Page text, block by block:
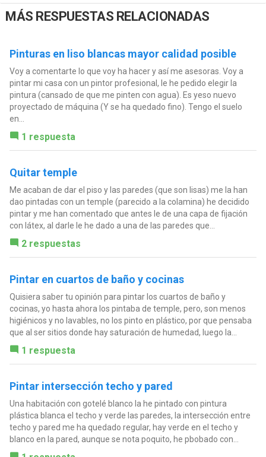
MÁS RESPUESTAS RELACIONADAS
Pinturas en liso blancas mayor calidad posible
Voy a comentarte lo que voy ha hacer y así me asesoras. Voy a
pintar mi casa con un pintor profesional, le he pedido elegir la
pintura (cansado de que me pinten con agua). Es yeso nuevo
proyectado de máquina (Y se ha quedado fino). Tengo el suelo
en...
1 respuesta
Quitar temple
Me acaban de dar el piso y las paredes (que son lisas) me la han
dao pintadas con un temple (parecido a la colamina) he decidido
pintar y me han comentado que antes le de una capa de fijación
con látex, al darle le he dado a una de las paredes que...
2 respuestas
Pintar en cuartos de baño y cocinas
Quisiera saber tu opinión para pintar los cuartos de baño y
cocinas, yo hasta ahora los pintaba de temple, pero, son menos
higiénicos y no lavables, no los pinto en plástico, por que pensaba
que al ser sitios donde hay saturación de humedad, luego la...
1 respuesta
Pintar intersección techo y pared
Una habitación con gotelé blanco la he pintado con pintura
plástica blanca el techo y verde las paredes, la intersección entre
techo y pared me ha quedado regular, hay verde en el techo y
blanco en la pared, aunque se nota poquito, he pbobado con...